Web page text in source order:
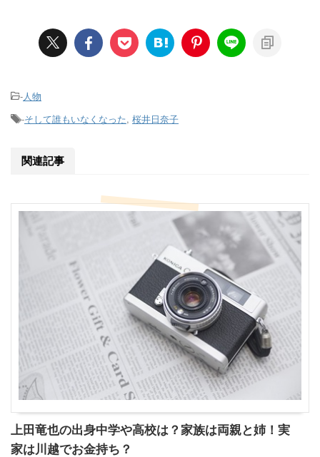
-人物
-そして誰もいなくなった, 桜井日奈子
関連記事
上田竜也の出身中学や高校は？家族は両親と姉！実
家は川越でお金持ち？